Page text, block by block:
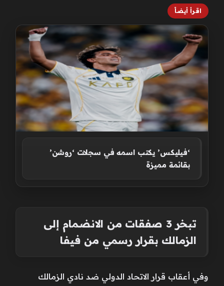
اقرأ أيضاً
‘فيليكس’ يكتب اسمه في سجلات ‘روشن’
بقائمة مميزة
تبخر 3 صفقات من الانضمام إلى
الزمالك بقرار رسمي من فيفا
وفي أعقاب قرار الاتحاد الدولي ضد نادي الزمالك